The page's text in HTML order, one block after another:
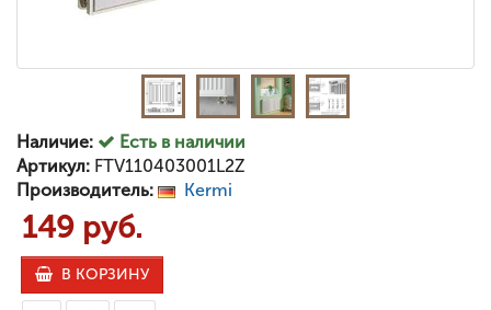
Наличие:
Есть в наличии
Артикул: FTV110403001L2Z
Производитель:
Kermi
149 руб.
В КОРЗИНУ